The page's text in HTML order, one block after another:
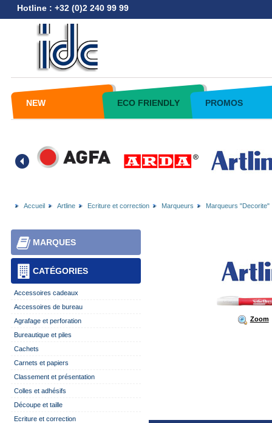
Hotline : +32 (0)2 240 99 99
NEW ECO FRIENDLY PROMOS
Accueil Artline Ecriture et correction Marqueurs Marqueurs "Decorite"
CATÉGORIES
MARQUES
Accessoires cadeaux
Accessoires de bureau
Agrafage et perforation
Bureautique et piles
Cachets
Carnets et papiers
Classement et présentation
Colles et adhésifs
Découpe et taille
Ecriture et correction
Zoom